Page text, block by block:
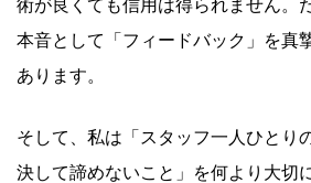
術が良くても信用は得られません。
本音として「フィードバック」を真
あります。
そして、私は「スタッフ一人ひとり
決して諦めないこと」を何より大切